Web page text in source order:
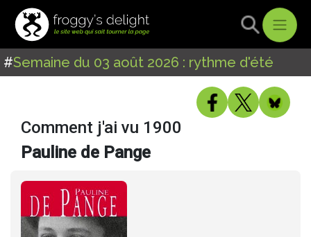
#Semaine du 03 août 2026 : rythme d'été
Comment j'ai vu 1900
Pauline de Pange